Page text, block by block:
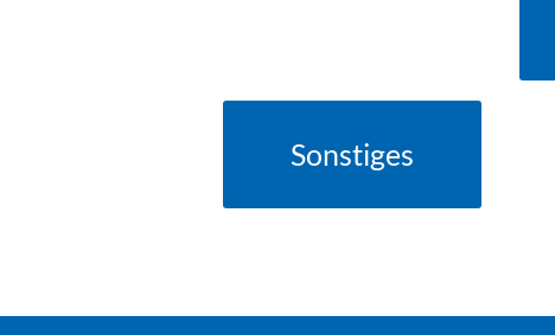
Sonstiges